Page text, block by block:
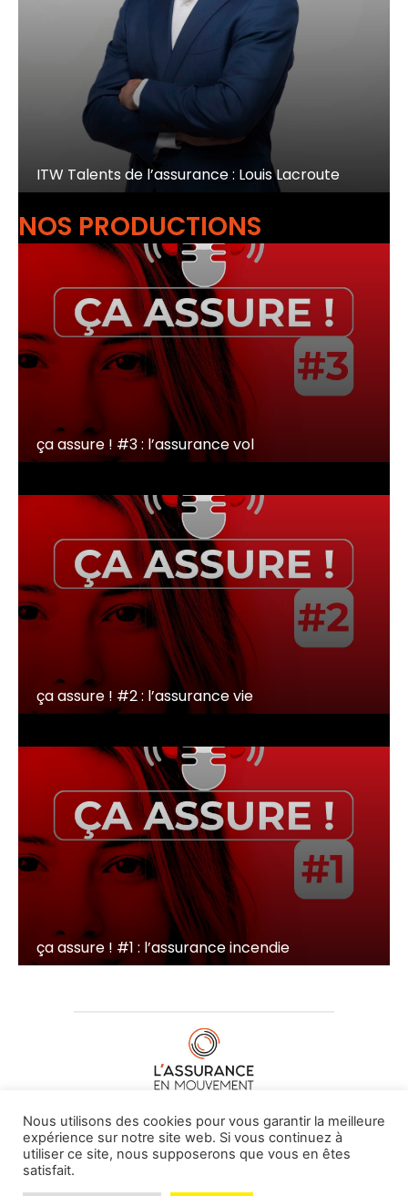
ITW Talents de l’assurance : Louis Lacroute
NOS PRODUCTIONS
ça assure ! #3 : l’assurance vol
ça assure ! #2 : l’assurance vie
ça assure ! #1 : l’assurance incendie
À PROPOS DE NOUS•CONTACT
© L'assurance en mouvement -By Vovoxx Média
Nous utilisons des cookies pour vous garantir la meilleure
expérience sur notre site web. Si vous continuez à
utiliser ce site, nous supposerons que vous en êtes
satisfait.